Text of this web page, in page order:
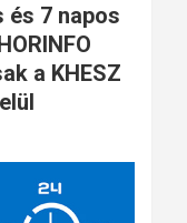
és 7 napos
a KHESZ